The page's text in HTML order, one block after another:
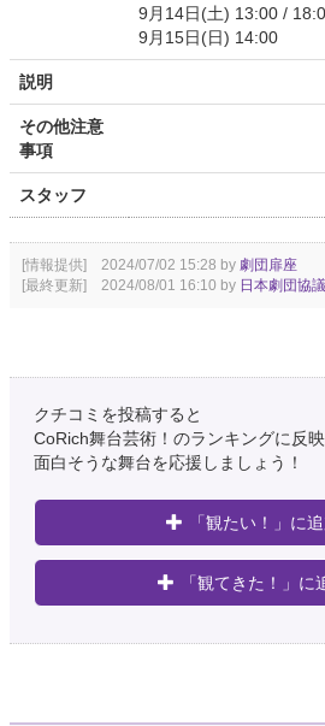
9月14日(土) 13:00 /
9月15日(日) 14:00
説明
その他注意
事項
スタッフ
[情報提供] 2024/07/02 15:28 by 劇団扉座
[最終更新] 2024/08/01 16:10 by 日本劇団協
クチコミを投稿すると
CoRich舞台芸術！のランキングに反映
面白そうな舞台を応援しましょう！
「観たい！」に
「観てきた！」に